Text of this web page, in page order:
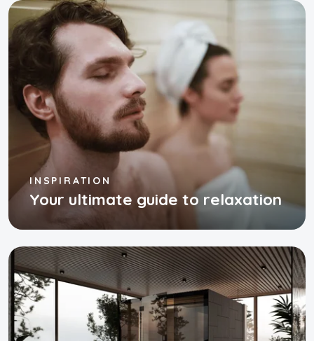
INSPIRATION
Your ultimate guide to relaxation